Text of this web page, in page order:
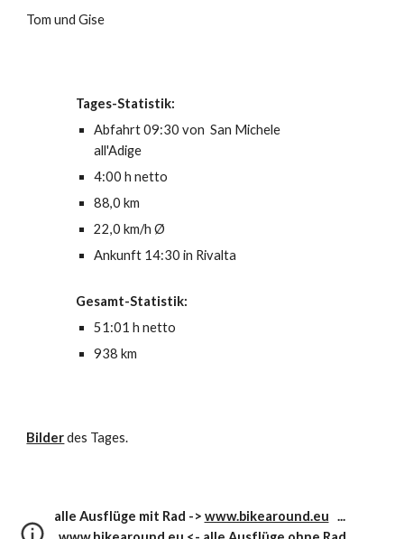
Tom und Gise
Tages-Statistik:
Abfahrt 09:30 von  San Michele
all'Adige
4:00 h netto
88,0 km
22,0 km/h Ø
Ankunft 14:30 in Rivalta
Gesamt-Statistik:
51:01 h netto
938 km
Bilder des Tages.
alle Ausflüge mit Rad -> www.bikearound.eu ...